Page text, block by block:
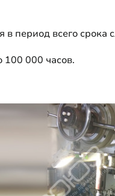
в период всего срока
100 000 часов.